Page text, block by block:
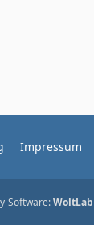
Impressum
Software: